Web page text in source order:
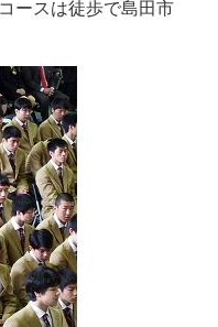
ースは徒歩で島田市